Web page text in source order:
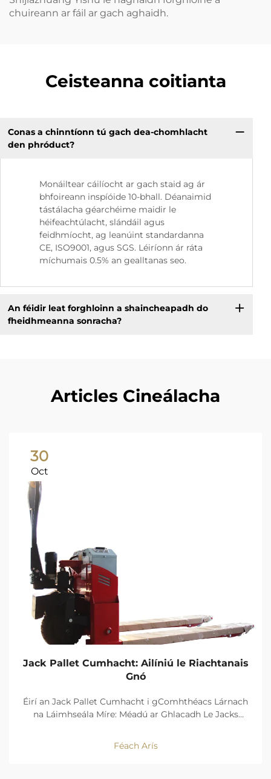
chuireann ar fáil ar gach aghaidh.
Ceisteanna coitianta
Conas a chinntíonn tú gach dea-chomhlacht
den phróduct?
Monáiltear cáilíocht ar gach staid ag ár
bhfoireann inspíóide 10-bhall. Déanaimid
tástálacha géarchéime maidir le
héifeachtúlacht, slándáil agus
feidhmíocht, ag leanúint standardanna
CE, ISO9001, agus SGS. Léiríonn ár ráta
míchumais 0.5% an gealltanas seo.
An féidir leat forghloinn a shaincheapadh do
fheidhmeanna sonracha?
Articles Cineálacha
30
Oct
Jack Pallet Cumhacht: Ailíniú le Riachtanais
Gnó
Éirí an Jack Pallet Cumhacht i gComhthéacs Lárnach
na Láimhseála Míre: Méadú ar Ghlacadh Le Jacks
bogadh mór i dtreo jackanna pallet cumhachtaithe
inniu. Ag iarraidh na cuideachtaí rudaí a bhogadh...
Féach Arís